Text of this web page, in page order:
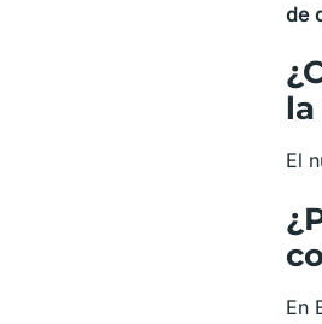
de
la
El
En